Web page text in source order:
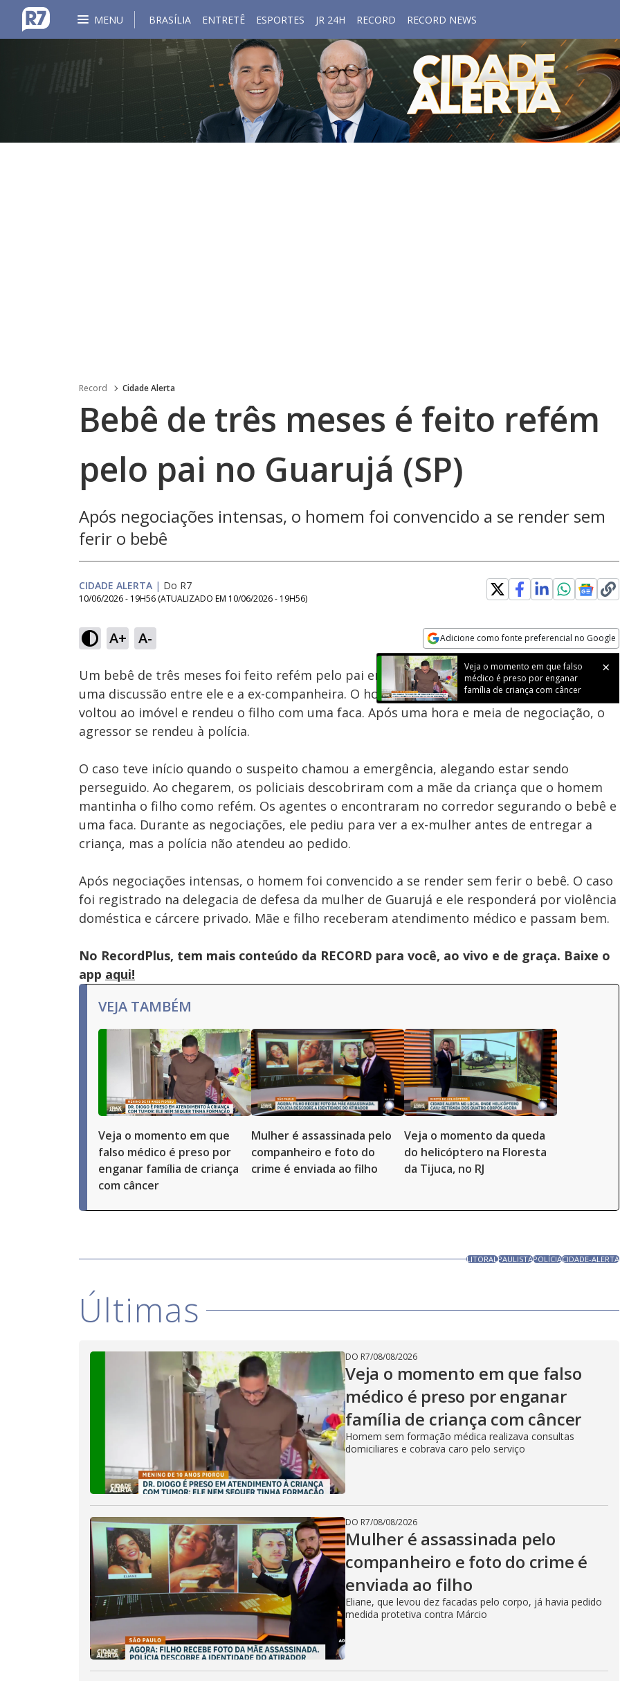
MENU BRASÍLIA ENTRETÊ ESPORTES JR 24H RECORD RECORD NEWS
Record Cidade Alerta
Bebê de três meses é feito refém
pelo pai no Guarujá (SP)
Após negociações intensas, o homem foi convencido a se render sem
ferir o bebê
CIDADE ALERTA | Do R7
10/06/2026 - 19H56 (ATUALIZADO EM 10/06/2026 - 19H56)
A+ A- Adicione como fonte preferencial no Google
Opens in new window
Veja o momento em que falso
médico é preso por enganar
família de criança com câncer
Ativar
Som
Velocidade
Um bebê de três meses foi feito refém pelo pai em Guarujá, litoral de São Paulo, após
uma discussão entre ele e a ex-companheira. O homem, flagrado agredindo a mulher,
voltou ao imóvel e rendeu o filho com uma faca. Após uma hora e meia de negociação, o
agressor se rendeu à polícia.
O caso teve início quando o suspeito chamou a emergência, alegando estar sendo
perseguido. Ao chegarem, os policiais descobriram com a mãe da criança que o homem
mantinha o filho como refém. Os agentes o encontraram no corredor segurando o bebê e
uma faca. Durante as negociações, ele pediu para ver a ex-mulher antes de entregar a
criança, mas a polícia não atendeu ao pedido.
Após negociações intensas, o homem foi convencido a se render sem ferir o bebê. O caso
foi registrado na delegacia de defesa da mulher de Guarujá e ele responderá por violência
doméstica e cárcere privado. Mãe e filho receberam atendimento médico e passam bem.
No RecordPlus, tem mais conteúdo da RECORD para você, ao vivo e de graça. Baixe o
app aqui!
VEJA TAMBÉM
Veja o momento em que
falso médico é preso por
enganar família de criança
com câncer
Mulher é assassinada pelo
companheiro e foto do
crime é enviada ao filho
Veja o momento da queda
do helicóptero na Floresta
da Tijuca, no RJ
LITORALPAULISTAPOLÍCIACIDADE-ALERTA
Últimas
DO R7/08/08/2026
Veja o momento em que falso
médico é preso por enganar
família de criança com câncer
Homem sem formação médica realizava consultas
domiciliares e cobrava caro pelo serviço
DO R7/08/08/2026
Mulher é assassinada pelo
companheiro e foto do crime é
enviada ao filho
Eliane, que levou dez facadas pelo corpo, já havia pedido
medida protetiva contra Márcio